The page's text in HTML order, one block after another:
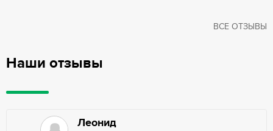
Наши отзывы
ВСЕ ОТЗЫВЫ
Леонид